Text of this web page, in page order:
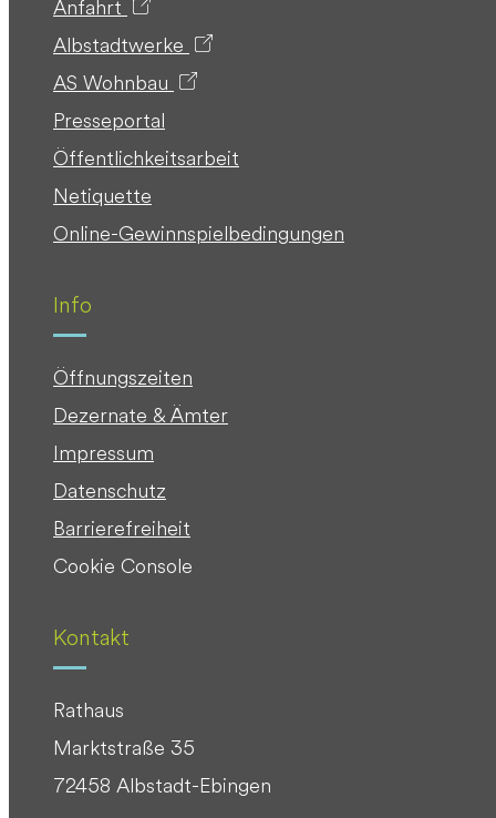
Anfahrt
Albstadtwerke
AS Wohnbau
Presseportal
Öffentlichkeitsarbeit
Netiquette
Online-Gewinnspielbedingungen
Info
Öffnungszeiten
Dezernate & Ämter
Impressum
Datenschutz
Barrierefreiheit
Cookie Console
Kontakt
Rathaus
Marktstraße 35
72458 Albstadt-Ebingen